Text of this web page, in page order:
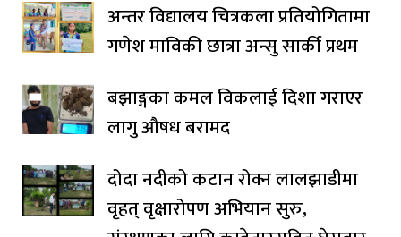
अन्तर विद्यालय चित्रकला प्रतियोगितामा
गणेश माविकी छात्रा अन्सु सार्की प्रथम
बझाङ्गका कमल विकलाई दिशा गराएर
लागु औषध बरामद
दोदा नदीको कटान रोक्न लालझाडीमा
वृहत् वृक्षारोपण अभियान सुरु,